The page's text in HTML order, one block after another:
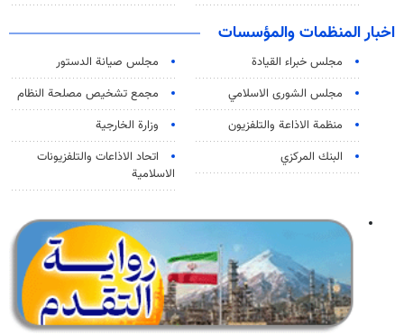
اخبار المنظمات والمؤسسات
مجلس خبراء القيادة
مجلس صيانة الدستور
مجلس الشورى الاسلامي
مجمع تشخيص مصلحة النظام
منظمة الاذاعة والتلفزیون
وزارة الخارجية
البنك المركزي
اتحاد الاذاعات والتلفزيونات
الاسلامية